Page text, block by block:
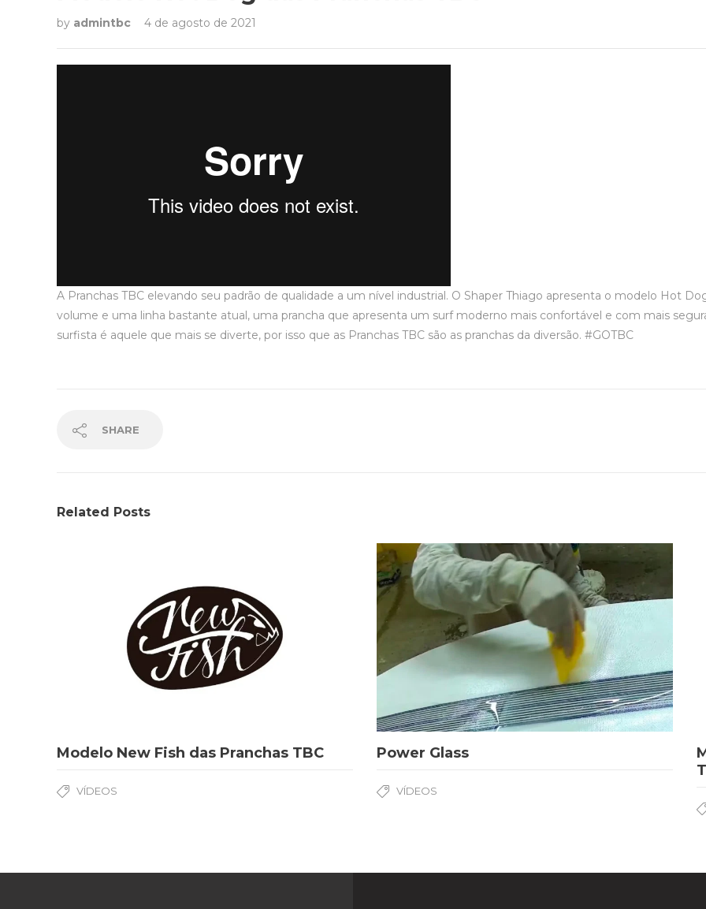
by admintbc 4 de agosto de 2021
A Pranchas TBC elevando seu padrão de qualidade a um nível industrial. O Shaper Thiago apresenta o modelo Hot
volume e uma linha bastante atual, uma prancha que apresenta um surf moderno mais confortável e com mais
surfista é aquele que mais se diverte, por isso que as Pranchas TBC são as pranchas da diversão. #GOTBC
SHARE
Related Posts
Modelo New Fish das Pranchas TBC
VÍDEOS
Power Glass
VÍDEOS